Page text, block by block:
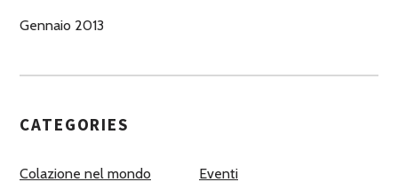
Gennaio 2013
CATEGORIES
Colazione nel mondo Eventi